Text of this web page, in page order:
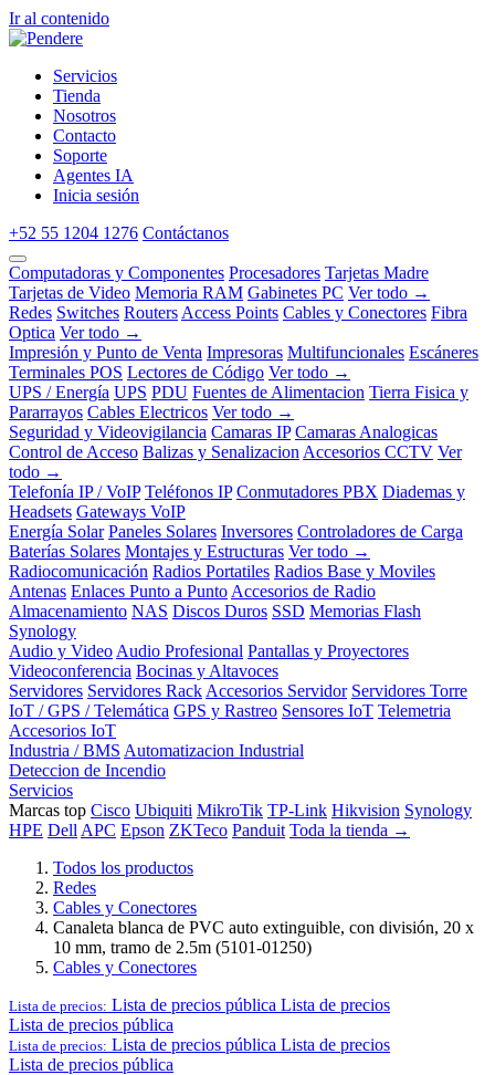
Ir al contenido
Servicios
Tienda
Nosotros
Contacto
Soporte
Agentes IA
Inicia sesión
+52 55 1204 1276 Contáctanos
Computadoras y Componentes Procesadores Tarjetas Madre
Tarjetas de Video Memoria RAM Gabinetes PC Ver todo →
Redes Switches Routers Access Points Cables y Conectores Fibra
Optica Ver todo →
Impresión y Punto de Venta Impresoras Multifuncionales Escáneres
Terminales POS Lectores de Código Ver todo →
UPS / Energía UPS PDU Fuentes de Alimentacion Tierra Fisica y
Pararrayos Cables Electricos Ver todo →
Seguridad y Videovigilancia Camaras IP Camaras Analogicas
Control de Acceso Balizas y Senalizacion Accesorios CCTV Ver
todo →
Telefonía IP / VoIP Teléfonos IP Conmutadores PBX Diademas y
Headsets Gateways VoIP
Energía Solar Paneles Solares Inversores Controladores de Carga
Baterías Solares Montajes y Estructuras Ver todo →
Radiocomunicación Radios Portatiles Radios Base y Moviles
Antenas Enlaces Punto a Punto Accesorios de Radio
Almacenamiento NAS Discos Duros SSD Memorias Flash
Synology
Audio y Video Audio Profesional Pantallas y Proyectores
Videoconferencia Bocinas y Altavoces
Servidores Servidores Rack Accesorios Servidor Servidores Torre
IoT / GPS / Telemática GPS y Rastreo Sensores IoT Telemetria
Accesorios IoT
Industria / BMS Automatizacion Industrial
Deteccion de Incendio
Servicios
Marcas top Cisco Ubiquiti MikroTik TP-Link Hikvision Synology
HPE Dell APC Epson ZKTeco Panduit Toda la tienda →
Todos los productos
Redes
Cables y Conectores
Canaleta blanca de PVC auto extinguible, con división, 20 x
10 mm, tramo de 2.5m (5101-01250)
Cables y Conectores
Lista de precios: Lista de precios pública Lista de precios
Lista de precios pública
Lista de precios: Lista de precios pública Lista de precios
Lista de precios pública